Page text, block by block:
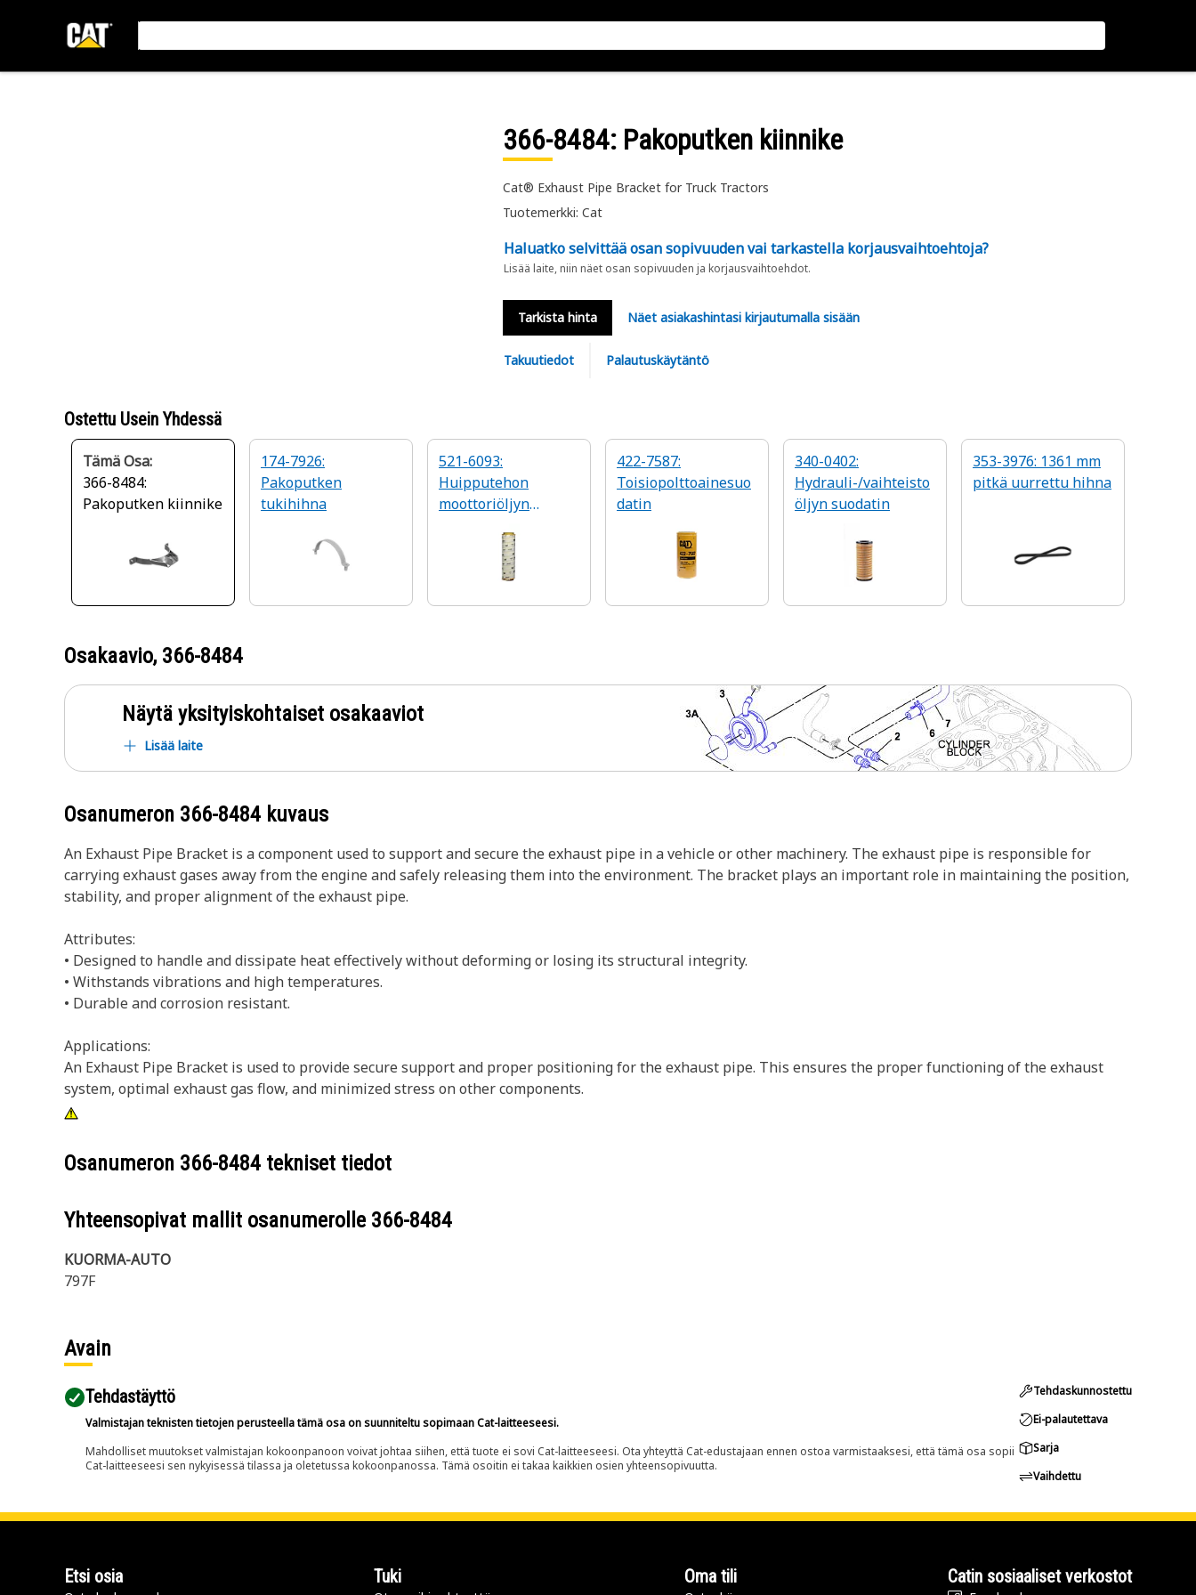
366-8484: Pakoputken kiinnike
Cat® Exhaust Pipe Bracket for Truck Tractors
Tuotemerkki: Cat
Haluatko selvittää osan sopivuuden vai tarkastella korjausvaihtoehtoja?
Lisää laite, niin näet osan sopivuuden ja korjausvaihtoehdot.
Tarkista hinta Näet asiakashintasi kirjautumalla sisään
Takuutiedot Palautuskäytäntö
Ostettu Usein Yhdessä
Tämä Osa:
366-8484:
Pakoputken kiinnike
174-7926:
Pakoputken
tukihihna
521-6093:
Huipputehon
moottoriöljyn
422-7587:
Toisiopolttoainesuo
datin
340-0402:
Hydrauli-/vaihteisto
öljyn suodatin
353-3976: 1361 mm
pitkä uurrettu hihna
Osakaavio, 366-8484
Näytä yksityiskohtaiset osakaaviot
Lisää laite
Osanumeron 366-8484 kuvaus
An Exhaust Pipe Bracket is a component used to support and secure the exhaust pipe in a vehicle or other machinery. The exhaust pipe is responsible for
carrying exhaust gases away from the engine and safely releasing them into the environment. The bracket plays an important role in maintaining the position,
stability, and proper alignment of the exhaust pipe.
Attributes:
• Designed to handle and dissipate heat effectively without deforming or losing its structural integrity.
• Withstands vibrations and high temperatures.
• Durable and corrosion resistant.
Applications:
An Exhaust Pipe Bracket is used to provide secure support and proper positioning for the exhaust pipe. This ensures the proper functioning of the exhaust
system, optimal exhaust gas flow, and minimized stress on other components.
Osanumeron 366-8484 tekniset tiedot
Yhteensopivat mallit osanumerolle 366-8484
KUORMA-AUTO
797F
Avain
Tehdastäyttö
Valmistajan teknisten tietojen perusteella tämä osa on suunniteltu sopimaan Cat-laitteeseesi.
Mahdolliset muutokset valmistajan kokoonpanoon voivat johtaa siihen, että tuote ei sovi Cat-laitteeseesi. Ota yhteyttä Cat-edustajaan ennen ostoa varmistaaksesi, että tämä osa sopii
Cat-laitteeseesi sen nykyisessä tilassa ja oletetussa kokoonpanossa. Tämä osoitin ei takaa kaikkien osien yhteensopivuutta.
Tehdaskunnostettu
Ei-palautettava
Sarja
Vaihdettu
Etsi osia Tuki Oma tili Catin sosiaaliset verkostot